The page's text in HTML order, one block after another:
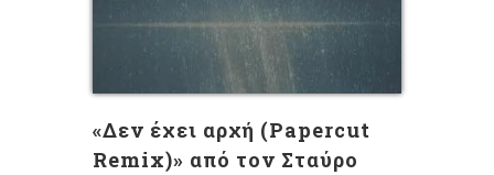
«Δεν έχει αρχή (Papercut
Remix)» από τον Σταύρο